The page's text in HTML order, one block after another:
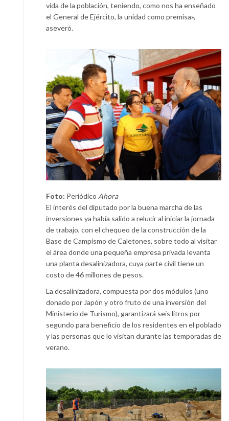
vida de la población, teniendo, como nos ha enseñado
el General de Ejército, la unidad como premisa»,
aseveró.
Foto: Periódico Ahora
El interés del diputado por la buena marcha de las
inversiones ya había salido a relucir al iniciar la jornada
de trabajo, con el chequeo de la construcción de la
Base de Campismo de Caletones, sobre todo al visitar
el área donde una pequeña empresa privada levanta
una planta desalinizadora, cuya parte civil tiene un
costo de 46 millones de pesos.
La desalinizadora, compuesta por dos módulos (uno
donado por Japón y otro fruto de una inversión del
Ministerio de Turismo), garantizará seis litros por
segundo para beneficio de los residentes en el poblado
y las personas que lo visitan durante las temporadas de
verano.